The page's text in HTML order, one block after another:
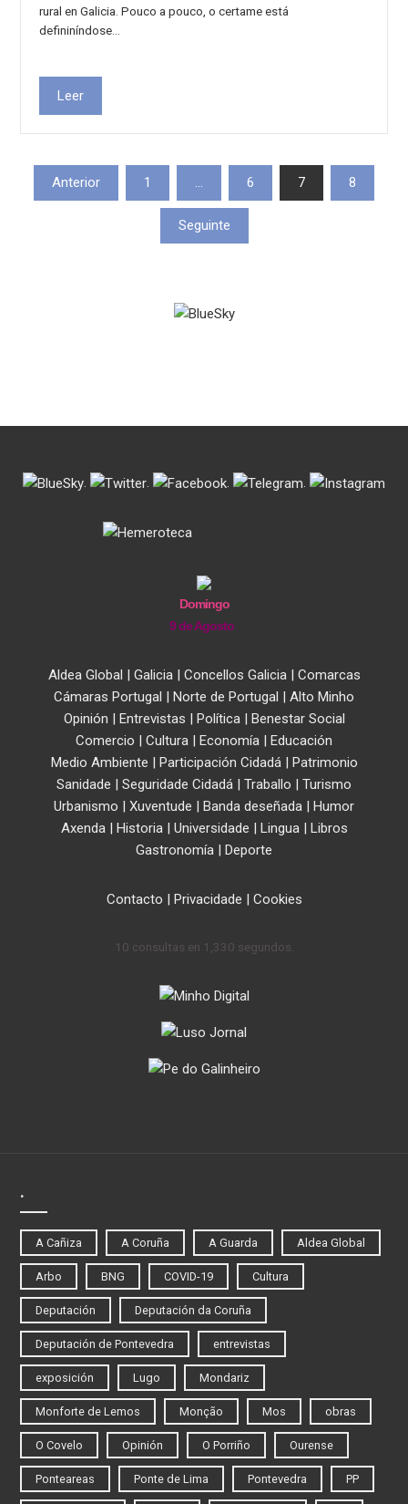
rural en Galicia. Pouco a pouco, o certame está
defininíndose…
Leer
Paxinación
Anterior 1 … 6 7 8
Seguinte
. . . .
Domingo
9 de Agosto
Aldea Global | Galicia| Concellos Galicia| Comarcas
Cámaras Portugal | Norte de Portugal | Alto Minho
Opinión | Entrevistas | Política| Benestar Social
Comercio | Cultura | Economía | Educación
Medio Ambiente | Participación Cidadá| Patrimonio
Sanidade | Seguridade Cidadá | Traballo | Turismo
Urbanismo | Xuventude | Banda deseñada | Humor
Axenda| Historia| Universidade | Lingua| Libros
Gastronomía | Deporte
Contacto | Privacidade | Cookies
10 consultas en 1,330 segundos.
.
A Cañiza A Coruña A Guarda Aldea Global
Arbo BNG COVID-19 Cultura
Deputación Deputación da Coruña
Deputación de Pontevedra entrevistas
exposición Lugo Mondariz
Monforte de Lemos Monção Mos obras
O Covelo Opinión O Porriño Ourense
Ponteareas Ponte de Lima Pontevedra PP